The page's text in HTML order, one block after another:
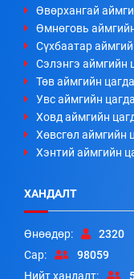
Өвөрхангай
Өмнөговь
Сүхбаатар
Сэлэнгэ аймгийн
Төв аймгийн
Увс аймгийн
Ховд аймгийн
Хөвсгөл аймгийн
Хэнтий аймгийн
ХАНДАЛТ
Өнөөдөр:
2320
Сар:
98059
Нийт хандалт: